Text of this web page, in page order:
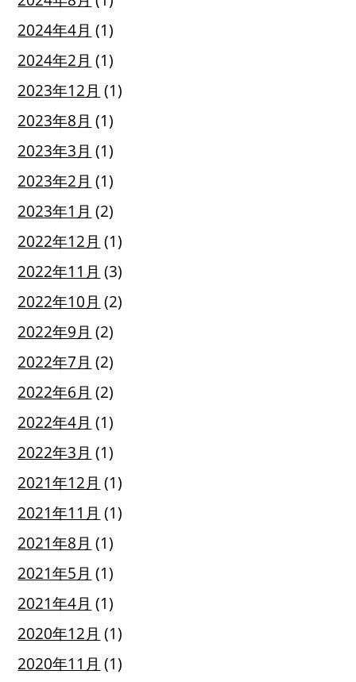
2024年4月 (1)
2024年2月 (1)
2023年12月 (1)
2023年8月 (1)
2023年3月 (1)
2023年2月 (1)
2023年1月 (2)
2022年12月 (1)
2022年11月 (3)
2022年10月 (2)
2022年9月 (2)
2022年7月 (2)
2022年6月 (2)
2022年4月 (1)
2022年3月 (1)
2021年12月 (1)
2021年11月 (1)
2021年8月 (1)
2021年5月 (1)
2021年4月 (1)
2020年12月 (1)
2020年11月 (1)